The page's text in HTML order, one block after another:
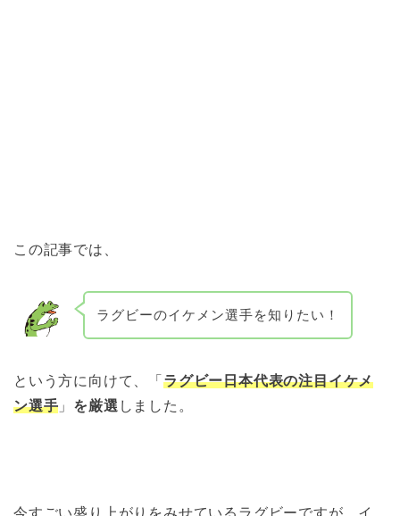
この記事では、
ラグビーのイケメン選手を知りたい！
という方に向けて、「 ラグビー日本代表の注目イケメ
ン選手 」 を厳選 しました。
今すごい盛り上がりをみせているラグビーですが、イ